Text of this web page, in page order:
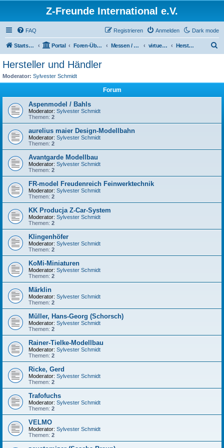
Z-Freunde International e.V.
Dark mode
FAQ Anmelden
Registrieren
Startseite Portal Foren-Übersicht Messen / Ausstellungen / Events virtuelles Z-Weekend 2020 Hersteller und Händler
Hersteller und Händler
Moderator: Sylvester Schmidt
Forum
Aspenmodel / Bahls
Moderator: Sylvester Schmidt
Themen: 2
aurelius maier Design-Modellbahn
Moderator: Sylvester Schmidt
Themen: 2
Avantgarde Modellbau
Moderator: Sylvester Schmidt
Themen: 2
FR-model Freudenreich Feinwerktechnik
Moderator: Sylvester Schmidt
Themen: 2
KK Producja Z-Car-System
Moderator: Sylvester Schmidt
Themen: 2
Klingenhöfer
Moderator: Sylvester Schmidt
Themen: 2
KoMi-Miniaturen
Moderator: Sylvester Schmidt
Themen: 2
Märklin
Moderator: Sylvester Schmidt
Themen: 2
Müller, Hans-Georg (Schorsch)
Moderator: Sylvester Schmidt
Themen: 2
Rainer-Tielke-Modellbau
Moderator: Sylvester Schmidt
Themen: 2
Ricke, Gerd
Moderator: Sylvester Schmidt
Themen: 2
Trafofuchs
Moderator: Sylvester Schmidt
Themen: 2
VELMO
Moderator: Sylvester Schmidt
Themen: 2